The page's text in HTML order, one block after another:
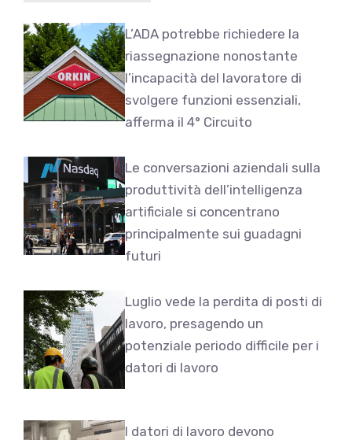
L’ADA potrebbe richiedere la
riassegnazione nonostante
l’incapacità del lavoratore di
svolgere funzioni essenziali,
afferma il 4° Circuito
Le conversazioni aziendali sulla
produttività dell’intelligenza
artificiale si concentrano
principalmente sui guadagni
futuri
Luglio vede la perdita di posti di
lavoro, presagendo un
potenziale periodo difficile per i
datori di lavoro
I datori di lavoro devono